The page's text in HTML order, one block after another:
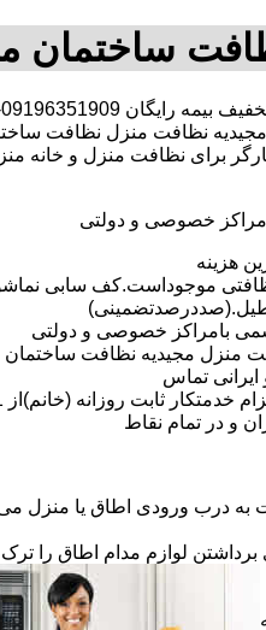
ساختمان
نظافت منزل نظافت
کارگر برای نظافت منزل و
خصوصی و دولتی
هزینه
نظافتی موجوداست.کف سابی
بامراکز خصوصی و دولتی
مجیدیه نظافت ساختمان
تماس
و در تمام نقاط
به درب ورودی اطاق یا منزل
برداشتن لوازم مدام اطاق را ترک